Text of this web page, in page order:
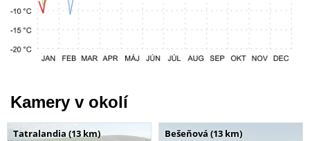
Kamery v okolí
Tatralandia (13 km) Bešeňová (13 km)